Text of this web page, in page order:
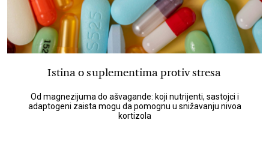
Istina o suplementima protiv stresa
Od magnezijuma do ašvagande: koji nutrijenti, sastojci i
adaptogeni zaista mogu da pomognu u snižavanju nivoa
kortizola